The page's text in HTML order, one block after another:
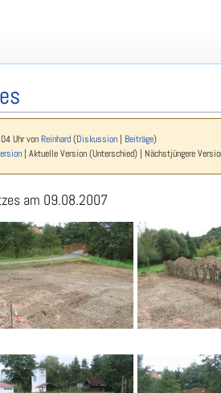
Uhr von Reinhard (Diskussion| Beiträge)
| Aktuelle Version (Unterschied) | Nächstjüngere
am 09.08.2007